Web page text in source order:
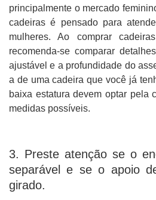
principalmente o mercado
cadeiras é pensado para
mulheres. Ao comprar
recomenda-se comparar
ajustável e a profundidade do
a de uma cadeira que você já
baixa estatura devem optar pela
medidas possíveis.
3. Preste atenção se o
separável e se o apoio
girado.